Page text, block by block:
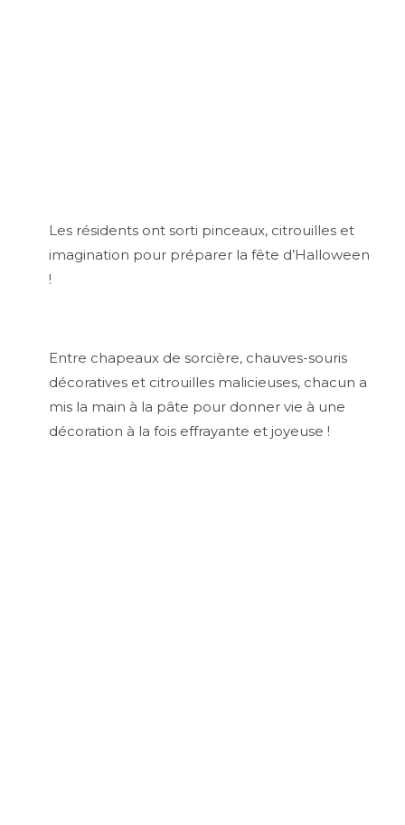
Les résidents ont sorti pinceaux, citrouilles et
imagination pour préparer la fête d’Halloween
!
Entre chapeaux de sorcière, chauves-souris
décoratives et citrouilles malicieuses, chacun a
mis la main à la pâte pour donner vie à une
décoration à la fois effrayante et joyeuse !